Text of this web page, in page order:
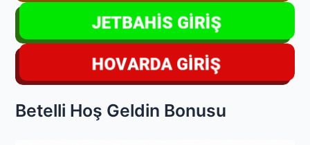
Betelli Hoş Geldin Bonusu